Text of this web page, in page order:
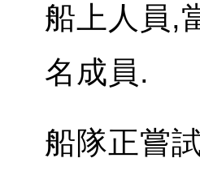
船上人員,
名成員.
船隊正嘗